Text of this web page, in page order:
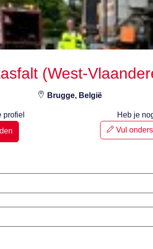
(West-
Brugge, België
profiel
Heb je
Vul